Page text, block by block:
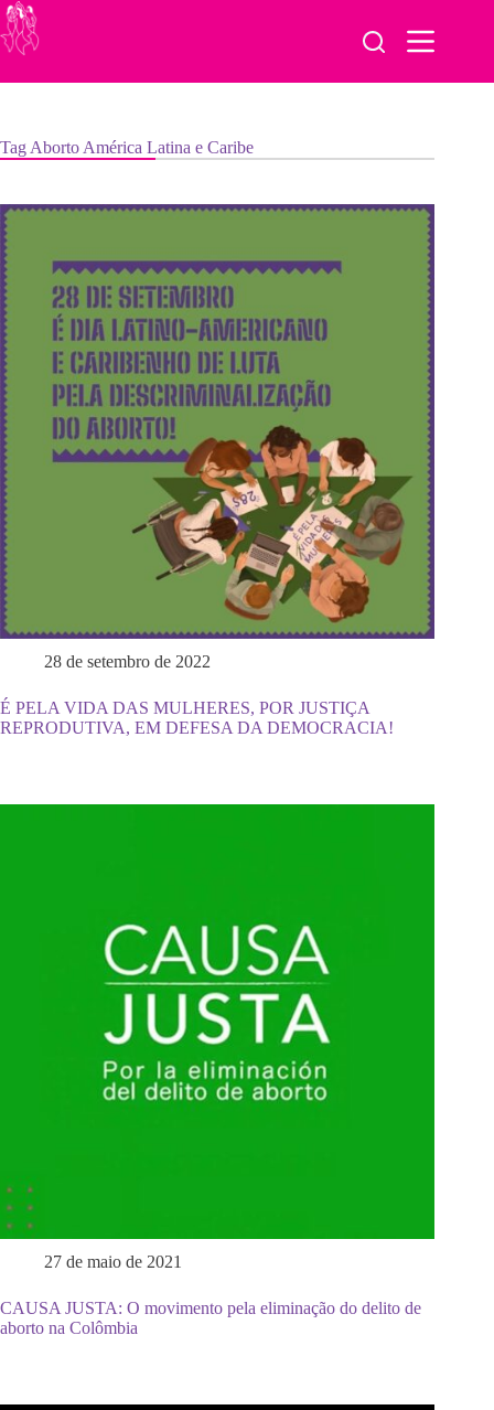
Pular
para
o
Tag Aborto América Latina e Caribe
28 de setembro de 2022
É PELA VIDA DAS MULHERES, POR JUSTIÇA
REPRODUTIVA, EM DEFESA DA DEMOCRACIA!
27 de maio de 2021
CAUSA JUSTA: O movimento pela eliminação do delito de
aborto na Colômbia